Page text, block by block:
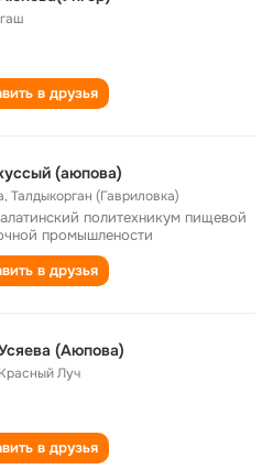
в друзья
(аюпова)
,Талдыкорган (Гавриловка)
политехникум пищевой
промышлености
в друзья
(Аюпова)
Красный Луч
в друзья